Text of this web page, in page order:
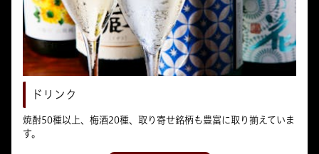
ドリンク
焼酎50種以上、梅酒20種、取り寄せ銘柄も豊富に取り揃えていま
す。